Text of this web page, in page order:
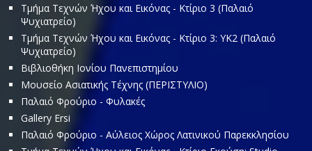
Τμήμα Τεχνών Ήχου και Εικόνας - Κτίριο 3 (Παλαιό
Ψυχιατρείο)
Τμήμα Τεχνών Ήχου και Εικόνας - Κτίριο 3: ΥΚ2 (Παλαιό
Ψυχιατρείο)
Βιβλιοθήκη Ιονίου Πανεπιστημίου
Μουσείο Ασιατικής Τέχνης (ΠΕΡΙΣΤΥΛΙΟ)
Παλαιό Φρούριο - Φυλακές
Gallery Ersi
Παλαιό Φρούριο - Αύλειος Χώρος Λατινικού Παρεκκλησίου